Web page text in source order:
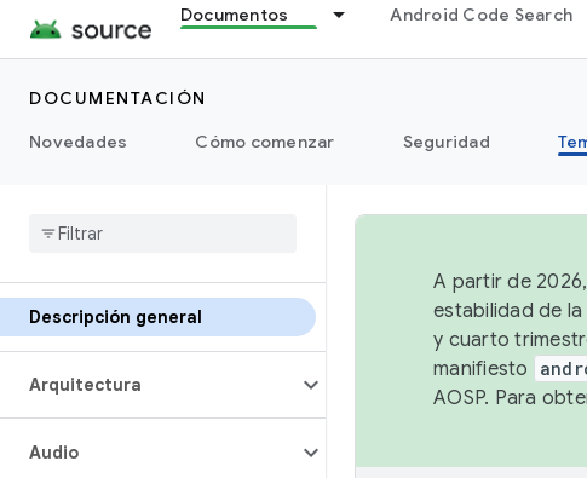
Documentos Android Code Search
DOCUMENTACIÓN
Novedades
Cómo comenzar Seguridad
Descripción general
Arquitectura
Audio
A partir de
estabilidad de
y cuarto
manifiesto
AOSP. Para